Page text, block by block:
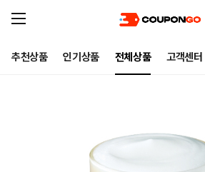
추천상품 인기상품 전체상품 고객센터